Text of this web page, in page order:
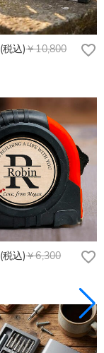
(税込)￥10,800
(税込)￥6,300